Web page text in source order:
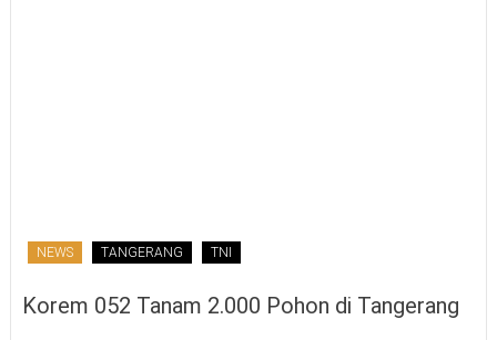
NEWS TANGERANG TNI
Korem 052 Tanam 2.000 Pohon di Tangerang